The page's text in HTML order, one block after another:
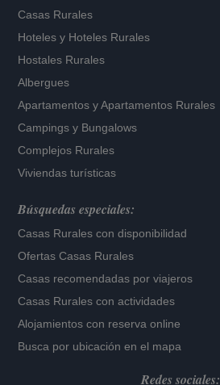
Casas Rurales
Hoteles y Hoteles Rurales
Hostales Rurales
Albergues
Apartamentos yApartamentos Rurales
Campings y Bungalows
Complejos Rurales
Viviendas turísticas
Búsquedas especiales:
Casas Rurales con disponibilidad
Ofertas Casas Rurales
Casas recomendadas por viajeros
Casas Rurales con actividades
Alojamientos con reserva online
Busca por ubicación en el mapa
Redes sociales: